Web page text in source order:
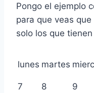
Pongo el ejemplo
para que veas
solo los que
lunes martes
7 8 9